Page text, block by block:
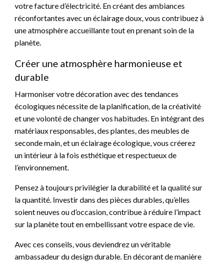
votre facture d’électricité. En créant des ambiances
réconfortantes avec un éclairage doux, vous contribuez à
une atmosphère accueillante tout en prenant soin de la
planète.
Créer une atmosphère harmonieuse et
durable
Harmoniser votre décoration avec des tendances
écologiques nécessite de la planification, de la créativité
et une volonté de changer vos habitudes. En intégrant des
matériaux responsables, des plantes, des meubles de
seconde main, et un éclairage écologique, vous créerez
un intérieur à la fois esthétique et respectueux de
l’environnement.
Pensez à toujours privilégier la durabilité et la qualité sur
la quantité. Investir dans des pièces durables, qu’elles
soient neuves ou d’occasion, contribue à réduire l’impact
sur la planète tout en embellissant votre espace de vie.
Avec ces conseils, vous deviendrez un véritable
ambassadeur du design durable. En décorant de manière